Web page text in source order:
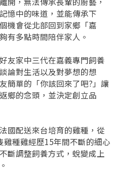
憶中的味道，並能傳承下
機會從北部回到家鄉「嘉
有多點時間陪伴家人。
友家中三代在嘉義專門飼養
論對生活以及對夢想的想
簡單的「你該回來了吧?」讓
鄉的念頭，並決定創立品
國配送來台培育的雞種，從
雞種雞經歷15年間不斷的細心
斷調整飼養方式，蛻變成上
秘笈嗎？